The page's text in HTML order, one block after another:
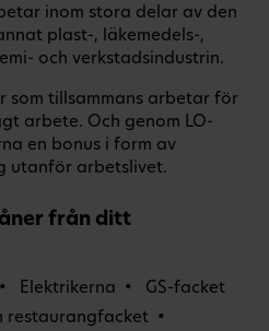
inom stora delar av den
plast-, läkemedels-,
och verkstadsindustrin.
som tillsammans arbetar för
arbete. Och genom LO-
en bonus i form av
utanför arbetslivet.
från ditt
Elektrikerna
GS-facket
restaurangfacket